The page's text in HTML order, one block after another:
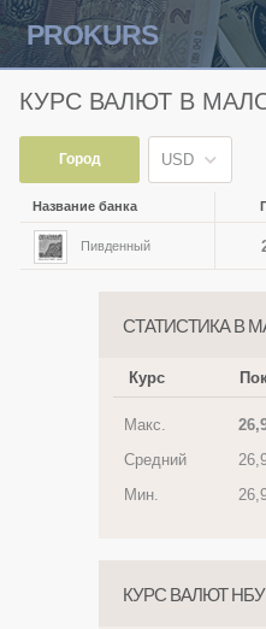
PROKURS
КУРС ВАЛЮТ В
Город USD
Название банка
Пивденный
СТАТИСТИКА В
Курс
Макс.
Средний
Мин.
КУРС ВАЛЮТ НБУ